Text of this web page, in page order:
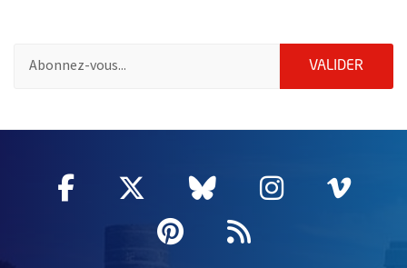
VALIDER
Facebook
, Ouvre une nouvelle fenêtre
Twitter
, Ouvre une nouvelle
Bluesky
, Ouvre une
Instagram
, Ouvre
,
Pinterest
, Ouvre une
Flux RSS